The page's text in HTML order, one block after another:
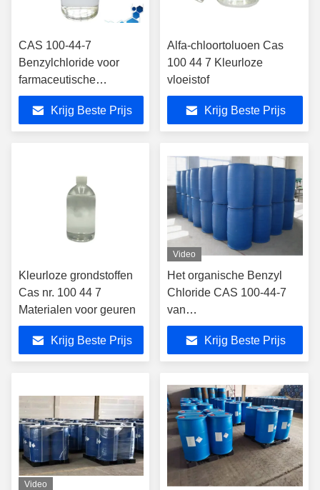
CAS 100-44-7
Benzylchloride voor
farmaceutische
tussenproducten
Krijg Beste Prijs
Alfa-chloortoluoen Cas
100 44 7 Kleurloze
vloeistof
Krijg Beste Prijs
Kleurloze grondstoffen
Cas nr. 100 44 7
Materialen voor geuren
Krijg Beste Prijs
Video
Het organische Benzyl
Chloride CAS 100-44-7
van
Synthesetussenpersonen
Krijg Beste Prijs
Video